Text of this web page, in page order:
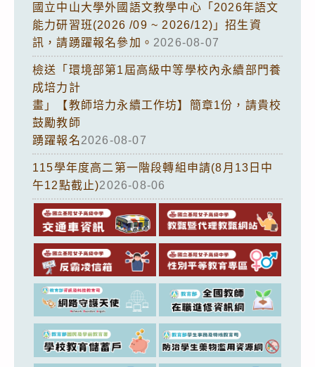
國立中山大學外國語文教學中心「2026年語文
能力研習班(2026 /09 ~ 2026/12)」招生資
訊，請踴躍報名參加。 2026-08-07
檢送「環境部第1屆高級中等學校內永續部門養
成培力計
畫」【教師培力永續工作坊】簡章1份，請貴校
鼓勵教師
踴躍報名2026-08-07
115學年度高二第一階段轉組申請(8月13日中
午12點截止)2026-08-06